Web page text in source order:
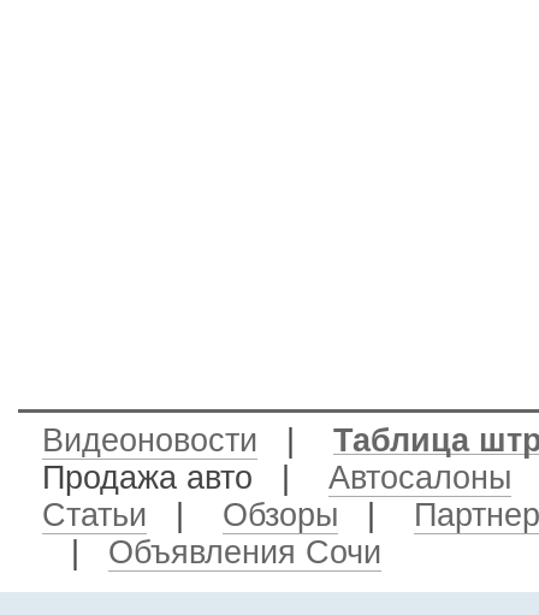
Видеоновости
Таблица
Продажа авто
Автосалоны
Статьи
Обзоры
Объявления Сочи